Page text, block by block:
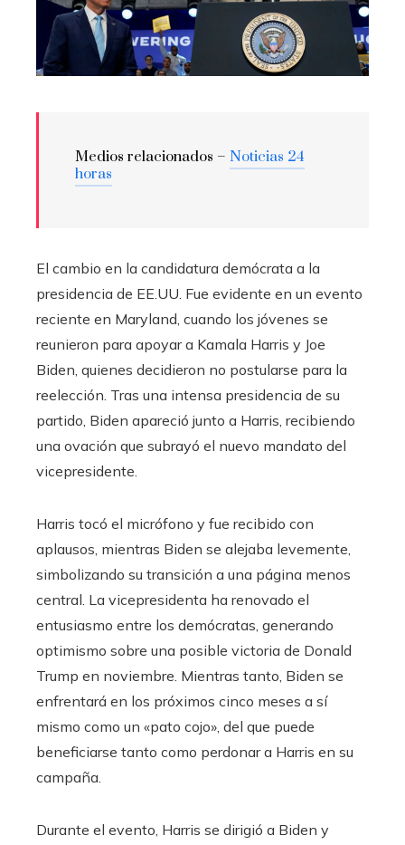
Medios relacionados – Noticias 24
horas
El cambio en la candidatura demócrata a la
presidencia de EE.UU. Fue evidente en un evento
reciente en Maryland, cuando los jóvenes se
reunieron para apoyar a Kamala Harris y Joe
Biden, quienes decidieron no postularse para la
reelección. Tras una intensa presidencia de su
partido, Biden apareció junto a Harris, recibiendo
una ovación que subrayó el nuevo mandato del
vicepresidente.
Harris tocó el micrófono y fue recibido con
aplausos, mientras Biden se alejaba levemente,
simbolizando su transición a una página menos
central. La vicepresidenta ha renovado el
entusiasmo entre los demócratas, generando
optimismo sobre una posible victoria de Donald
Trump en noviembre. Mientras tanto, Biden se
enfrentará en los próximos cinco meses a sí
mismo como un «pato cojo», del que puede
beneficiarse tanto como perdonar a Harris en su
campaña.
Durante el evento, Harris se dirigió a Biden y